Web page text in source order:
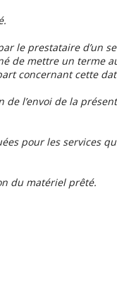
le prestataire d’un
de mettre un terme
concernant cette
l’envoi de la
pour les services
du matériel prêté.